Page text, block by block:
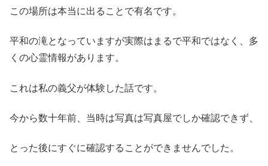
この場所は本当に出ることで有名です。
平和の滝となっていますが実際はまるで平和ではなく、多
くの心霊情報があります。
これは私の義父が体験した話です。
今から数十年前、当時は写真は写真屋でしか確認できず、
とった後にすぐに確認することができませんでした。